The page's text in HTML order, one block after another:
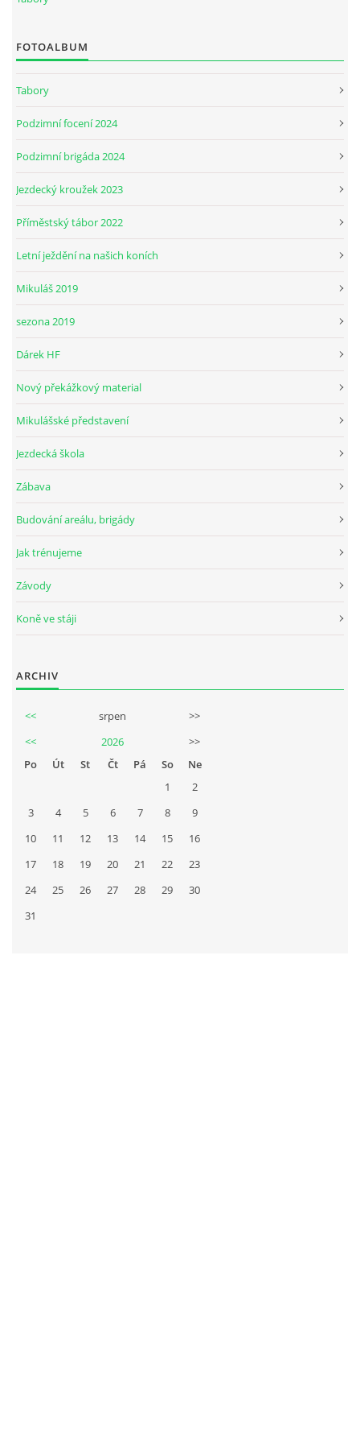
JARNÍ BRIGÁDA SE ODKLÁDÁ.
PÁTEČNÍ KROUŽEK " ŠKOLA JEZDECTVÍ " BUDE ZAHÁJEN
ČLENOVÉ JK CABALLERO Z RYCHVALDU
PODZIMNÍ BRIGÁDA 4.10.2025
FOTOALBUM
Tabory
Podzimní focení 2024
Podzimní brigáda 2024
Jezdecký kroužek 2023
Příměstský tábor 2022
Letní ježdění na našich koních
Mikuláš 2019
sezona 2019
Dárek HF
Nový překážkový material
Mikulášské představení
Jezdecká škola
Zábava
Budování areálu, brigády
Jak trénujeme
Závody
Koně ve stáji
ARCHIV
<< srpen
>>
<<
2026
>>
Po
Út St Čt Pá So
Ne
1
2
3
4 5 6 7 8
9
10
11 12 13 14 15
16
17
18 19 20 21 22
23
24
25 26 27 28 29
30
31